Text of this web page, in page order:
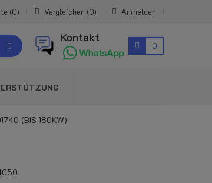
0 Vergleichen 0 Anmelden
Kontakt
0
(BIS 180KW)